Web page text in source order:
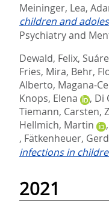
Meininger, Lea,
children and
Psychiatry and
Dewald, Felix,
Fries, Mira, Behr,
Alberto, Magana-
Knops, Elena
, Di
Tiemann, Carsten,
Hellmich, Martin
,
, Fätkenheuer, Gerd
infections in
2021